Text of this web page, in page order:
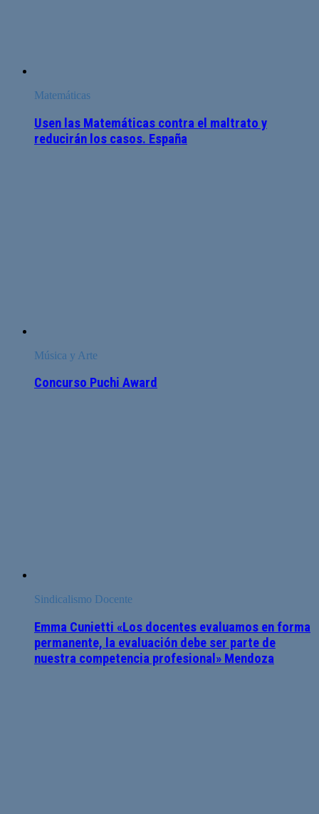
Matemáticas
Usen las Matemáticas contra el maltrato y
reducirán los casos. España
Música y Arte
Concurso Puchi Award
Sindicalismo Docente
Emma Cunietti «Los docentes evaluamos en forma
permanente, la evaluación debe ser parte de
nuestra competencia profesional» Mendoza